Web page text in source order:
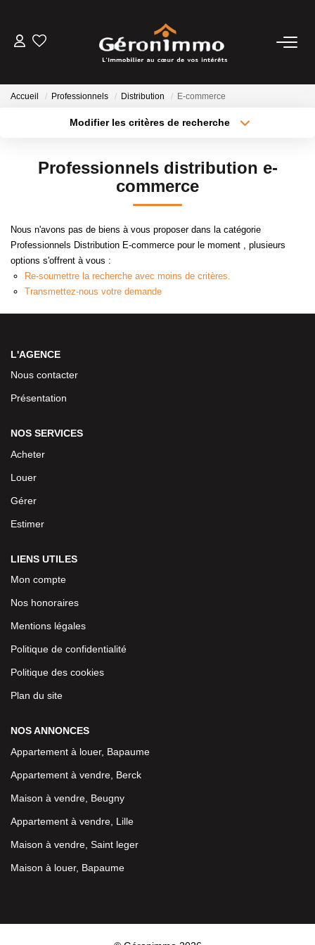
NOTRE AGENCE
CONTACT
Accueil Professionnels Distribution E-commerce
Modifier les critères de recherche
Type de bien
Créer une alerte
Professionnels distribution e-
commerce
Nous n'avons pas de biens à vous proposer dans la catégorie
Professionnels Distribution E-commerce pour le moment , plusieurs
options s'offrent à vous :
Re-soumettre la recherche avec moins de critères.
Transmettez-nous votre demande
L'AGENCE
Nous contacter
Présentation
NOS SERVICES
Acheter
Louer
Gérer
Estimer
LIENS UTILES
Mon compte
Nos honoraires
Mentions légales
Politique de confidentialité
Politique des cookies
Plan du site
NOS ANNONCES
Appartement à louer, Bapaume
Appartement à vendre, Berck
Maison à vendre, Beugny
Appartement à vendre, Lille
Maison à vendre, Saint leger
Maison à louer, Bapaume